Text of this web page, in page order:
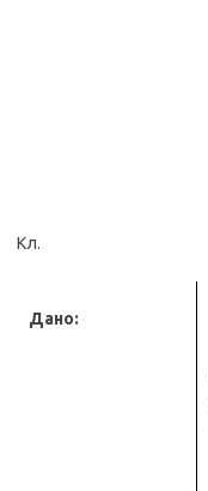
Кл.
Дано: